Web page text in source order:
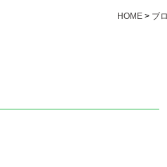
HOME > ブ